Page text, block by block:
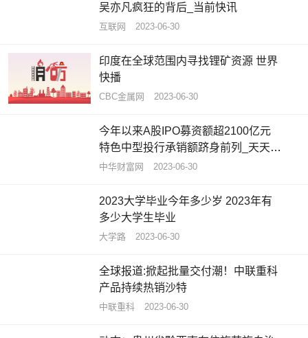
吴亦凡疯狂的背后_当前快讯
互联网 2023-06-30
印度在全球范围内寻找锂矿资源 世界
快播
CBC金属网 2023-06-30
今年以来A股IPO募资额超2100亿元
特色中型投行承销额跻身前列_天天观
速讯
中华财富网 2023-06-30
2023大学毕业今年多少岁 2023年有
多少大学生毕业
大学路 2023-06-30
全球报道:掀起批量交付潮！中联重科
产品持续热销沙特
中联重科 2023-06-30